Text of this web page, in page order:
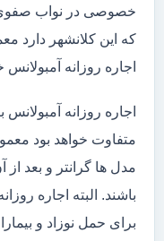
خصوصی در نواب
که این کلانشهر دارد
اجاره روزانه
اجاره روزانه
باشند. البته اجاره
برای حمل نوزاد و